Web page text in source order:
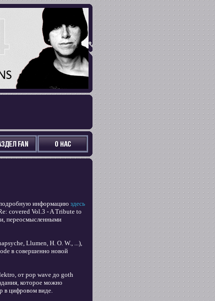
информацию здесь
covered Vol.​3 - A Tribute to
переосмысленными
Llumen, H. O. W., ...),
в совершенно новой
от pop wave до goth
которое можно
в цифровом виде.